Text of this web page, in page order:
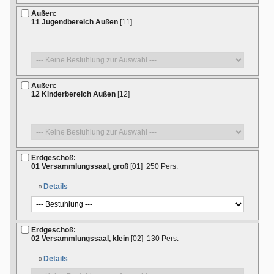
Außen:
11 Jugendbereich Außen [11]
Außen:
12 Kinderbereich Außen [12]
Erdgeschoß:
01 Versammlungssaal, groß [01] 250 Pers.
Details
Erdgeschoß:
02 Versammlungssaal, klein [02] 130 Pers.
Details